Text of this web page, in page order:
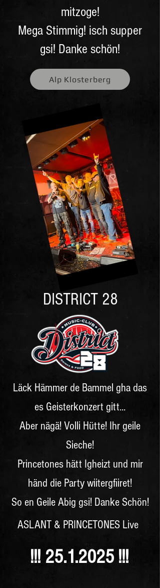
mitzoge!
Mega Stimmig! isch supper
gsi! Danke schön!
Alp Klosterberg
DISTRICT 28
Läck Hämmer de Bammel gha das
es Geisterkonzert gitt...
Aber nägä! Volli Hütte! Ihr geile
Sieche!
Princetones hätt Igheizt und mir
händ die Party wiitergfiiret!
So en Geile Abig gsi! Danke Schön!
ASLANT & PRINCETONES Live
!!! 25.1.2025 !!!